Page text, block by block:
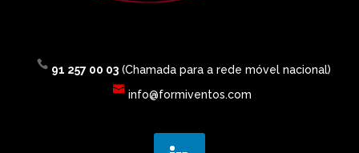
91 257 00 03(Chamada para a rede móvel nacional)
info@formiventos.com